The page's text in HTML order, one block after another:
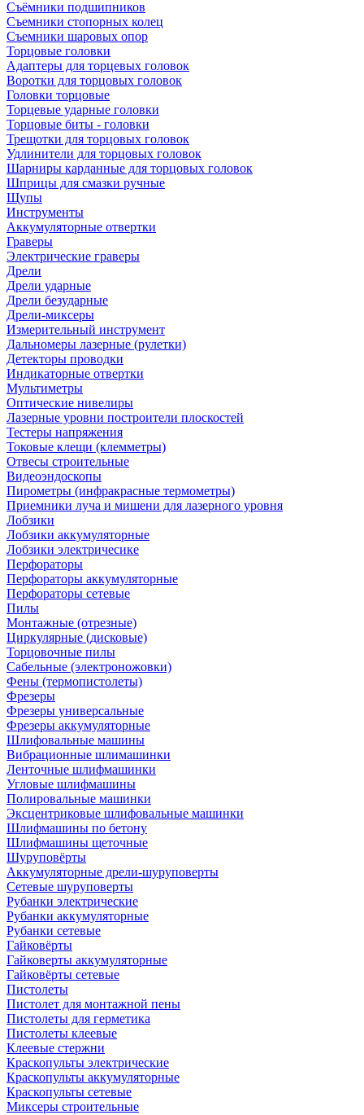
Съёмники подшипников
Съемники стопорных колец
Съемники шаровых опор
Торцовые головки
Адаптеры для торцевых головок
Воротки для торцовых головок
Головки торцовые
Торцевые ударные головки
Торцовые биты - головки
Трещотки для торцовых головок
Удлинители для торцовых головок
Шарниры карданные для торцовых головок
Шприцы для смазки ручные
Щупы
Инструменты
Аккумуляторные отвертки
Граверы
Электрические граверы
Дрели
Дрели ударные
Дрели безударные
Дрели-миксеры
Измерительный инструмент
Дальномеры лазерные (рулетки)
Детекторы проводки
Индикаторные отвертки
Мультиметры
Оптические нивелиры
Лазерные уровни построители плоскостей
Тестеры напряжения
Токовые клещи (клемметры)
Отвесы строительные
Видеоэндоскопы
Пирометры (инфракрасные термометры)
Приемники луча и мишени для лазерного уровня
Лобзики
Лобзики аккумуляторные
Лобзики электричесике
Перфораторы
Перфораторы аккумуляторные
Перфораторы сетевые
Пилы
Монтажные (отрезные)
Циркулярные (дисковые)
Торцовочные пилы
Сабельные (электроножовки)
Фены (термопистолеты)
Фрезеры
Фрезеры универсальные
Фрезеры аккумуляторные
Шлифовальные машины
Вибрационные шлимашинки
Ленточные шлифмашинки
Угловые шлифмашины
Полировальные машинки
Эксцентриковые шлифовальные машинки
Шлифмашины по бетону
Шлифмашины щеточные
Шуруповёрты
Аккумуляторные дрели-шуруповерты
Сетевые шуруповерты
Рубанки электрические
Рубанки аккумуляторные
Рубанки сетевые
Гайковёрты
Гайковерты аккумуляторные
Гайковёрты сетевые
Пистолеты
Пистолет для монтажной пены
Пистолеты для герметика
Пистолеты клеевые
Клеевые стержни
Краскопульты электрические
Краскопульты аккумуляторные
Краскопульты сетевые
Миксеры строительные